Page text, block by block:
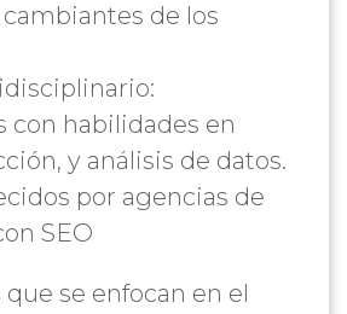
de los
con habilidades en
y análisis de datos.
por agencias de
SEO
que se enfocan en el